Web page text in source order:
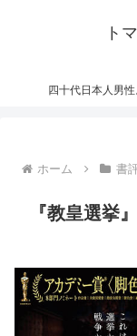
ト
四十代日本人男
ホーム 書
『教皇選